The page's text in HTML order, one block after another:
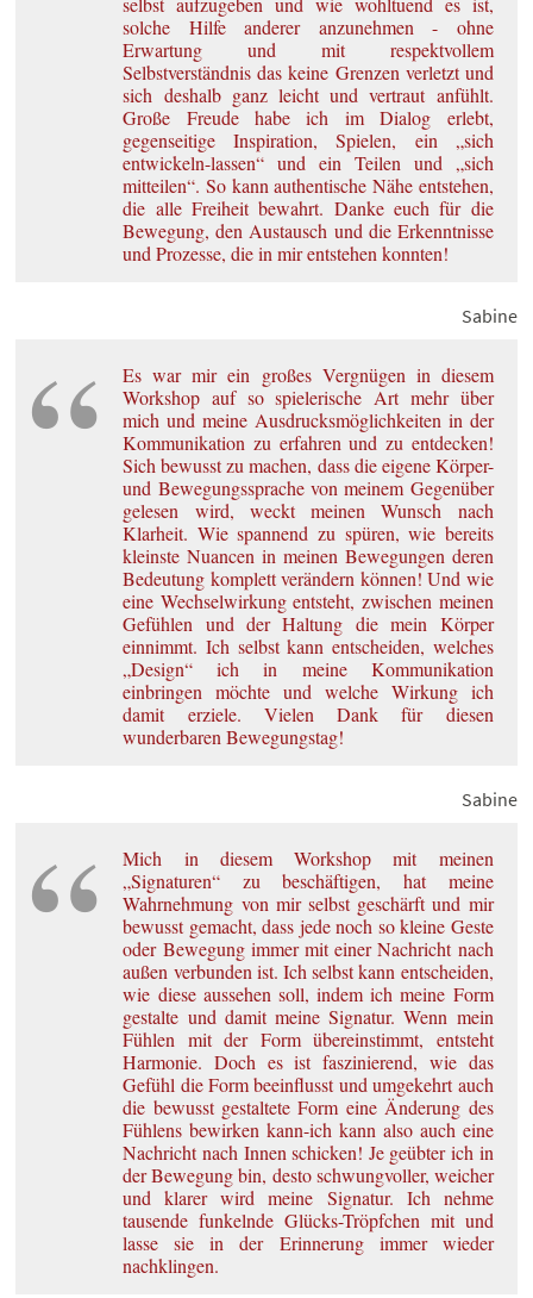
solche Hilfe anderer anzunehmen - ohne
Erwartung und mit respektvollem
Selbstverständnis das keine Grenzen verletzt und
sich deshalb ganz leicht und vertraut anfühlt.
Große Freude habe ich im Dialog erlebt,
gegenseitige Inspiration, Spielen, ein „sich
entwickeln-lassen“ und ein Teilen und „sich
mitteilen“. So kann authentische Nähe entstehen,
die alle Freiheit bewahrt. Danke euch für die
Bewegung, den Austausch und die Erkenntnisse
und Prozesse, die in mir entstehen konnten!
Sabine
Es war mir ein großes Vergnügen in diesem
Workshop auf so spielerische Art mehr über
mich und meine Ausdrucksmöglichkeiten in der
Kommunikation zu erfahren und zu entdecken!
Sich bewusst zu machen, dass die eigene Körper-
und Bewegungssprache von meinem Gegenüber
gelesen wird, weckt meinen Wunsch nach
Klarheit. Wie spannend zu spüren, wie bereits
kleinste Nuancen in meinen Bewegungen deren
Bedeutung komplett verändern können! Und wie
eine Wechselwirkung entsteht, zwischen meinen
Gefühlen und der Haltung die mein Körper
einnimmt. Ich selbst kann entscheiden, welches
„Design“ ich in meine Kommunikation
einbringen möchte und welche Wirkung ich
damit erziele. Vielen Dank für diesen
wunderbaren Bewegungstag!
Sabine
Mich in diesem Workshop mit meinen
„Signaturen“ zu beschäftigen, hat meine
Wahrnehmung von mir selbst geschärft und mir
bewusst gemacht, dass jede noch so kleine Geste
oder Bewegung immer mit einer Nachricht nach
außen verbunden ist. Ich selbst kann entscheiden,
wie diese aussehen soll, indem ich meine Form
gestalte und damit meine Signatur. Wenn mein
Fühlen mit der Form übereinstimmt, entsteht
Harmonie. Doch es ist faszinierend, wie das
Gefühl die Form beeinflusst und umgekehrt auch
die bewusst gestaltete Form eine Änderung des
Fühlens bewirken kann-ich kann also auch eine
Nachricht nach Innen schicken! Je geübter ich in
der Bewegung bin, desto schwungvoller, weicher
und klarer wird meine Signatur. Ich nehme
tausende funkelnde Glücks-Tröpfchen mit und
lasse sie in der Erinnerung immer wieder
nachklingen.